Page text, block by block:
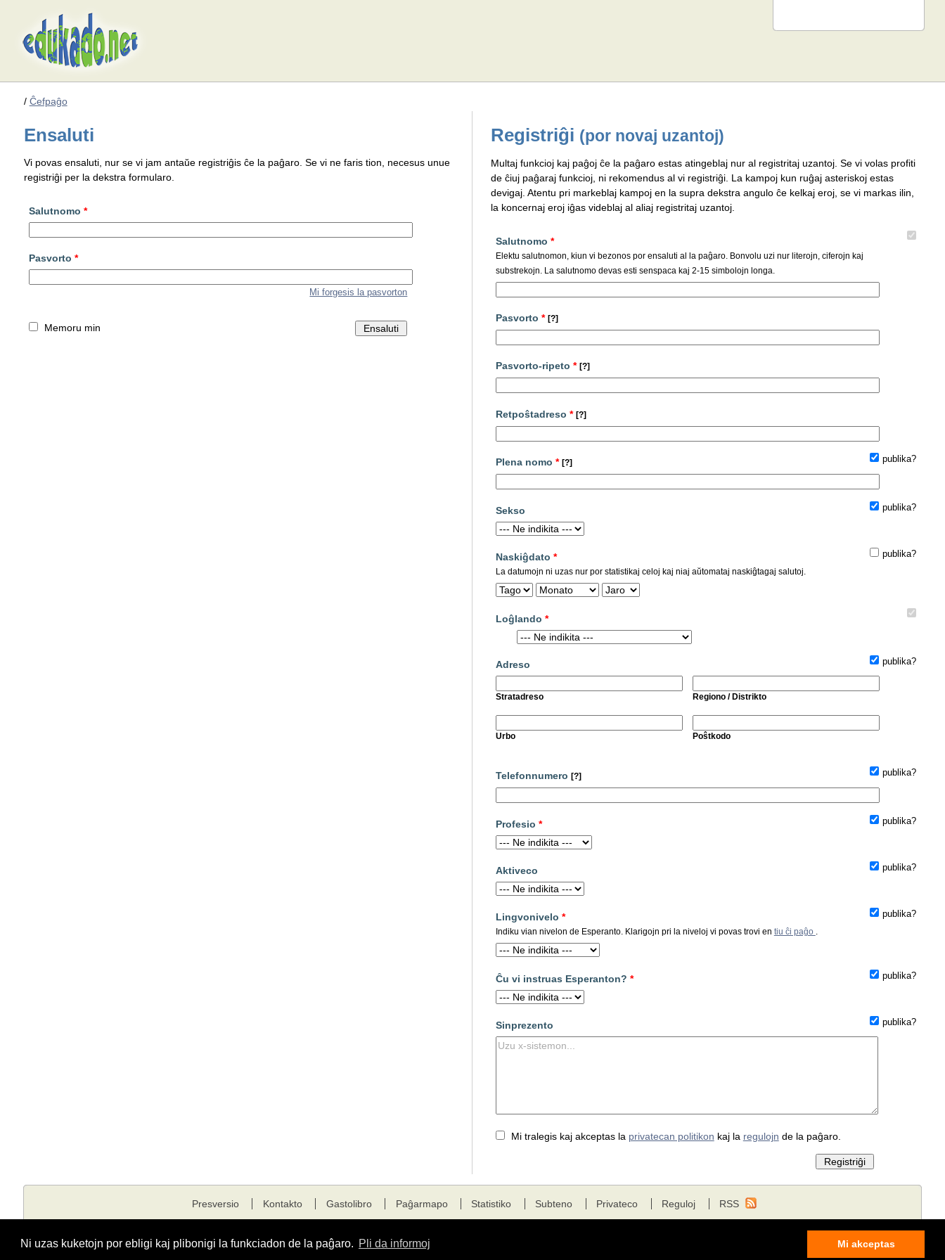
Ni uzas kuketojn por ebligi kaj plibonigi la funkciadon de la paĝaro. Pli da informoj Mi akceptas
/ Ĉefpaĝo
Ensaluti
Vi povas ensaluti, nur se vi jam antaŭe registriĝis ĉe la paĝaro. Se vi ne faris tion, necesus unue
registriĝi per la dekstra formularo.
Salutnomo *
Pasvorto *
Mi forgesis la pasvorton
Memoru min
Registriĝi (por novaj uzantoj)
Multaj funkcioj kaj paĝoj ĉe la paĝaro estas atingeblaj nur al registritaj uzantoj. Se vi volas profiti
de ĉiuj paĝaraj funkcioj, ni rekomendus al vi registriĝi. La kampoj kun ruĝaj asteriskoj estas
devigaj. Atentu pri markeblaj kampoj en la supra dekstra angulo ĉe kelkaj eroj, se vi markas ilin,
la koncernaj eroj iĝas videblaj al aliaj registritaj uzantoj.
Salutnomo *
Elektu salutnomon, kiun vi bezonos por ensaluti al la paĝaro. Bonvolu uzi nur literojn, ciferojn kaj
substrekojn. La salutnomo devas esti senspaca kaj 2-15 simbolojn longa.
Pasvorto * [?]
Pasvorto-ripeto * [?]
Retpoŝtadreso * [?]
publika?
Plena nomo * [?]
publika?
Sekso
publika?
Naskiĝdato *
La datumojn ni uzas nur por statistikaj celoj kaj niaj aŭtomataj naskiĝtagaj salutoj.
Loĝlando *
publika?
Adreso
Stratadreso
Urbo
Regiono / Distrikto
Poŝtkodo
publika?
Telefonnumero [?]
publika?
Profesio *
publika?
Aktiveco
publika?
Lingvonivelo *
Indiku vian nivelon de Esperanto. Klarigojn pri la niveloj vi povas trovi en tiu ĉi paĝo .
publika?
Ĉu vi instruas Esperanton? *
publika?
Sinprezento
Mi tralegis kaj akceptas la privatecan politikon kaj la regulojn de la paĝaro.
Presversio Kontakto Gastolibro Paĝarmapo Statistiko Subteno Privateco Reguloj RSS
Kopirajto © 2001 - 2026 edukado.net. Ĉiuj rajtoj rezervitaj.
Fondaĵo Edukado.net kunlabore kun